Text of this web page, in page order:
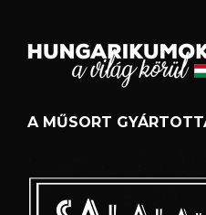
A MŰSORT